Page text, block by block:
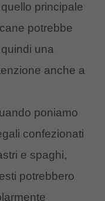
principale
potrebbe
una
anche a
poniamo
confezionati
e spaghi,
potrebbero